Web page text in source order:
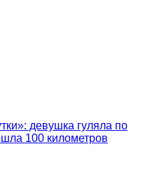
девушка гуляла по
100 километров